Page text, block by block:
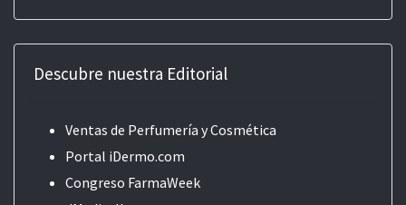
Descubre nuestra Editorial
Ventas de Perfumería y Cosmética
Portal iDermo.com
Congreso FarmaWeek